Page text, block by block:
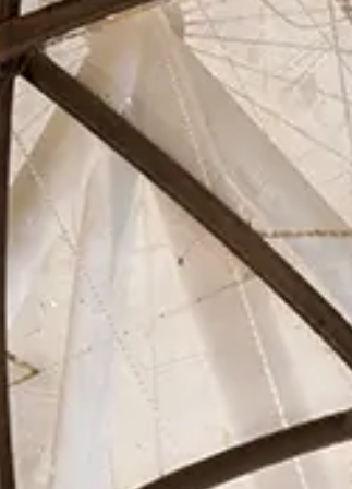
Asociados Actualidad